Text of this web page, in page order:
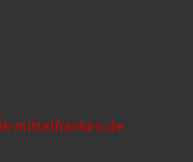
mittelfranken.de